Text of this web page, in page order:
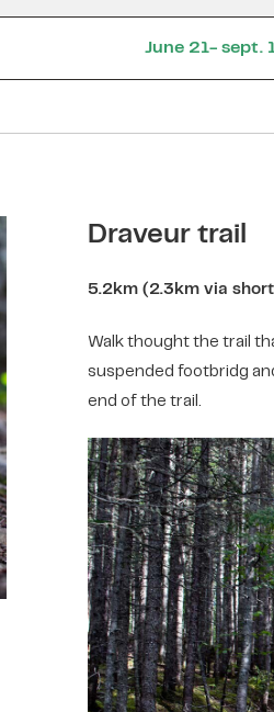
June 21- sept.
Draveur trail
5.2km (2.3km via
Walk thought the trail
suspended footbridg
end of the trail.